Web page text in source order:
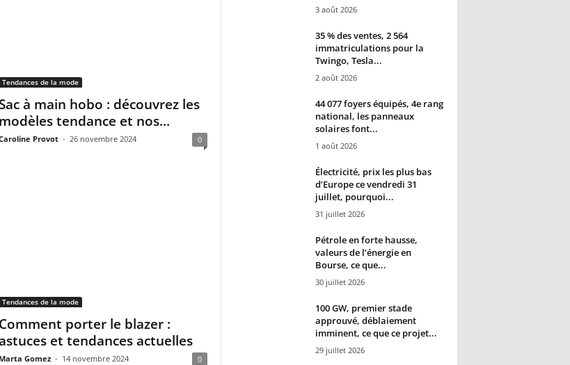
Tendances de la mode
Sac à main hobo : découvrez les
modèles tendance et nos...
Provot - 26 novembre 2024 0
Tendances de la mode
Comment porter le blazer :
et tendances actuelles
Marta Gomez - 14 novembre 2024 0
3 août 2026
35 % des ventes, 2 564
immatriculations pour la
Twingo, Tesla...
2 août 2026
44 077 foyers équipés, 4e rang
national, les panneaux
solaires font...
1 août 2026
Électricité, prix les plus bas
d’Europe ce vendredi 31
juillet, pourquoi...
31 juillet 2026
Pétrole en forte hausse,
valeurs de l’énergie en
Bourse, ce que...
30 juillet 2026
100 GW, premier stade
approuvé, déblaiement
imminent, ce que ce projet...
29 juillet 2026